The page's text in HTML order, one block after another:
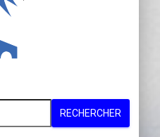
RECHERCHER